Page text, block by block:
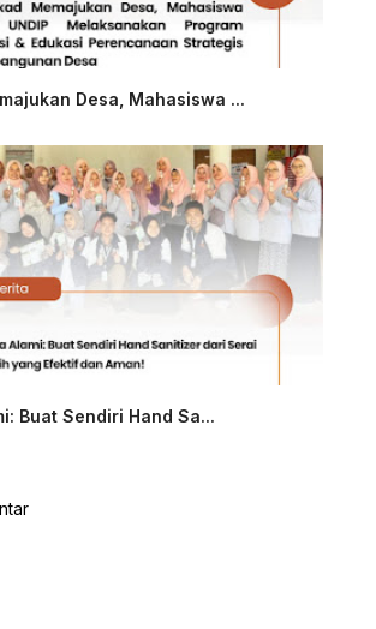
Desa, Mahasiswa ...
Buat Sendiri Hand Sa...